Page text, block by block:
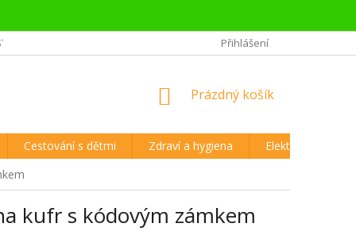
OTÁZKY CESTOVATELŮ REKLAMAČNÍ ŘÁD A VRÁCENÍ ZBOŽÍ
Přihlášení
NÁKUPNÍ
Prázdný košík
Cestování s dětmi Zdraví a hygiena Elektronika
kufr s kódovým zámkem